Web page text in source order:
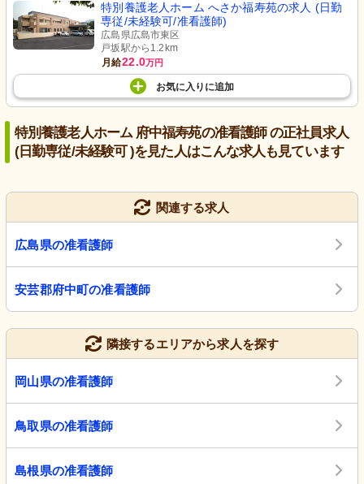
特別養護老人ホーム へさか福寿苑の求人 (日勤
専従/未経験可/准看護師)
広島県広島市東区
戸坂駅から1.2km
月給22.0万円
お気に入り に追加
特別養護老人ホーム 府中福寿苑の准看護師 の正社員求人
(日勤専従/未経験可 )を見た人はこんな求人も見ています
関連する求人
広島県の准看護師
安芸郡府中町の准看護師
隣接するエリアから求人を探す
岡山県の准看護師
鳥取県の准看護師
島根県の准看護師